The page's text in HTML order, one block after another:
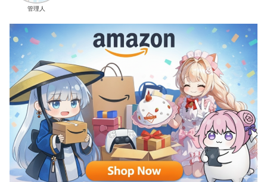
管理人